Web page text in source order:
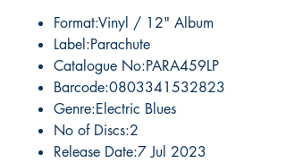
Format:Vinyl / 12" Album
Label:Parachute
Catalogue No:PARA459LP
Barcode:0803341532823
Genre:Electric Blues
No of Discs:2
Release Date:7 Jul 2023